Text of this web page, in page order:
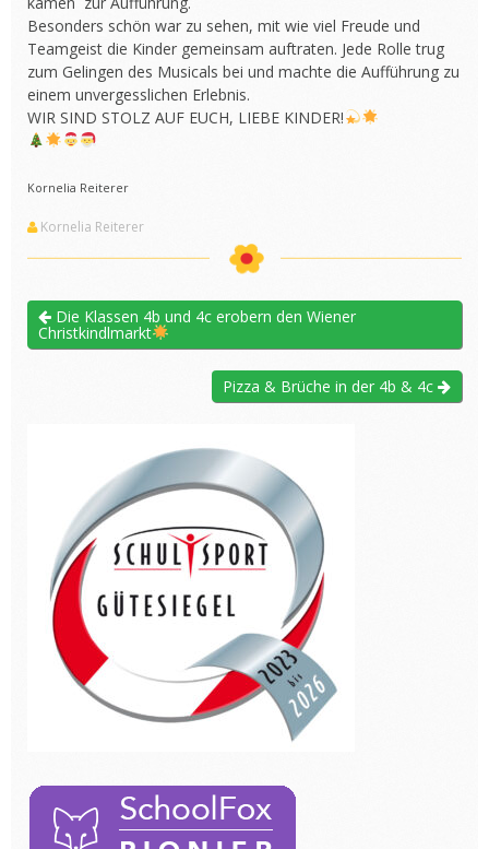
Besonders schön war zu sehen, mit wie viel Freude und
Teamgeist die Kinder gemeinsam auftraten. Jede Rolle trug
zum Gelingen des Musicals bei und machte die Aufführung zu
einem unvergesslichen Erlebnis.
WIR SIND STOLZ AUF EUCH, LIEBE KINDER!
Kornelia Reiterer
Kornelia Reiterer
Die Klassen 4b und 4c erobern den Wiener
Christkindlmarkt
Pizza & Brüche in der 4b & 4c